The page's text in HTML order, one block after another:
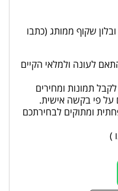
שקוף ממותג (כתבו
לעונה ולמלאי הקיים
תמונות ומחירים
על פי בקשה אישית.
ומתוקים לבחירתכם
)